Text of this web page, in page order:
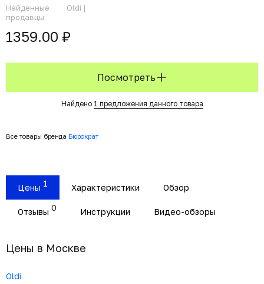
Найденные
продавцы
Oldi |
1359.00 ₽
Посмотреть
Найдено 1 предложения данного товара
Все товары бренда Бюрократ
Цены 1 Характеристики Обзор
Отзывы 0 Инструкции Видео-обзоры
Цены в Москвe
Oldi